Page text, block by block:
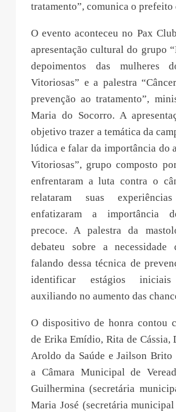
tratamento”, comunica o prefeito
O evento aconteceu no Pax
apresentação cultural do grupo
depoimentos das mulheres
Vitoriosas” e a palestra
prevenção ao tratamento”,
Maria do Socorro. A
objetivo trazer a temática da
lúdica e falar da importância do
Vitoriosas”, grupo composto
enfrentaram a luta contra o
relataram suas
enfatizaram a importância
precoce. A palestra da
debateu sobre a necessidade
falando dessa técnica de
identificar estágios
auxiliando no aumento das
O dispositivo de honra contou
de Erika Emídio, Rita de Cássia,
Aroldo da Saúde e Jailson Brito
a Câmara Municipal de
Guilhermina (secretária
Maria José (secretária